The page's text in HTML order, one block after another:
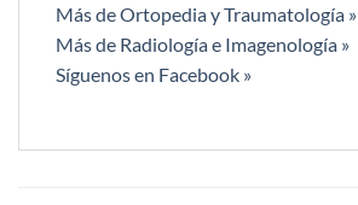
Más de Ortopedia y Traumatología »
Más de Radiología e Imagenología »
Síguenos en Facebook »